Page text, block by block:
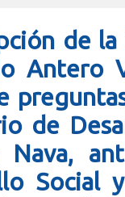
de
Antero
de
Nava,
Social